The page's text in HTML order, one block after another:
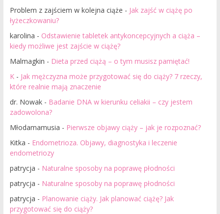
Problem z zajściem w kolejna ciąże - Jak zajść w ciążę po
łyżeczkowaniu?
karolina - Odstawienie tabletek antykoncepcyjnych a ciąża –
kiedy możliwe jest zajście w ciążę?
Malmagkin - Dieta przed ciążą – o tym musisz pamiętać!
K- Jak mężczyzna może przygotować się do ciąży? 7 rzeczy,
które realnie mają znaczenie
dr. Nowak- Badanie DNA w kierunku celiakii – czy jestem
zadowolona?
Młodamamusia - Pierwsze objawy ciąży – jak je rozpoznać?
Kitka - Endometrioza. Objawy, diagnostyka i leczenie
endometriozy
patrycja - Naturalne sposoby na poprawę płodności
patrycja - Naturalne sposoby na poprawę płodności
patrycja - Planowanie ciąży. Jak planować ciążę? Jak
przygotować się do ciąży?